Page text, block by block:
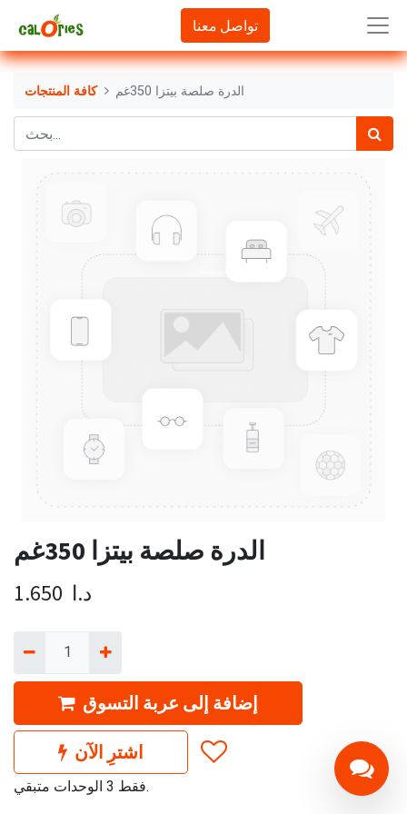
تواصل معنا
كافة المنتجات الدرة صلصة بيتزا 350غم
الدرة صلصة بيتزا 350غم
1.650 د.ا
إضافة إلى عربة التسوق
اشترِ الآن
فقط 3 الوحدات متبقي.